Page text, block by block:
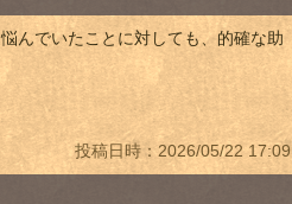
んでいたことに対しても、的確な助
投稿日時：2026/05/22 17:09